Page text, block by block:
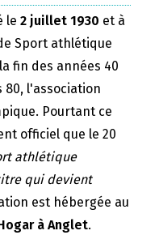
le 2 juillet 1930 et à
Sport athlétique
fin des années 40
80, l'association
Pourtant ce
officiel que le 20
athlétique
qui devient
est hébergée au
à Anglet.